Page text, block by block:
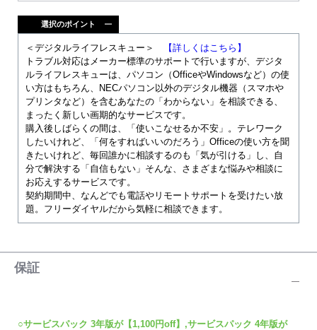
選択のポイント
＜デジタルライフレスキュー＞
【詳しくはこちら】
トラブル対応はメーカー標準のサポートで行いますが、デジタ
ルライフレスキューは、パソコン（OfficeやWindowsなど）の使
い方はもちろん、NECパソコン以外のデジタル機器（スマホや
プリンタなど）を含むあなたの「わからない」を相談できる、
まったく新しい画期的なサービスです。
購入後しばらくの間は、「使いこなせるか不安」。テレワーク
したいけれど、「何をすればいいのだろう」Officeの使い方を聞
きたいけれど、毎回誰かに相談するのも「気が引ける」し、自
分で解決する「自信もない」そんな、さまざまな悩みや相談に
お応えするサービスです。
契約期間中、なんどでも電話やリモートサポートを受けたい放
題。フリーダイヤルだから気軽に相談できます。
保証
○サービスパック 3年版が【1,100円off】,サービスパック 4年版が